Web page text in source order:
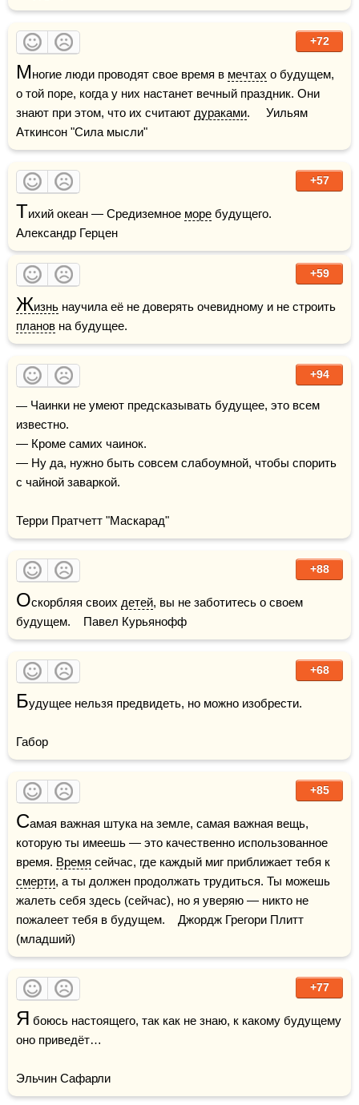
+72
Многие люди проводят свое время в мечтах о будущем,
о той поре, когда у них настанет вечный праздник. Они
знают при этом, что их считают дураками.     Уильям
Аткинсон "Сила мысли"
+57
Тихий океан — Средиземное море будущего.
Александр Герцен
+59
Жизнь
планов на будущее.
+94
— Чаинки не умеют предсказывать будущее, это всем
известно.
— Кроме самих чаинок.
— Ну да, нужно быть совсем слабоумной, чтобы спорить
с чайной заваркой.
Терри Пратчетт "Маскарад"
+88
Оскорбляя своих детей, вы не заботитесь о своем
будущем.    Павел Курьянофф
+68
Будущее нельзя предвидеть, но можно изобрести.
Габор
+85
Самая важная штука на земле, самая важная вещь,
которую ты имеешь — это качественно использованное
время. Время
смерти, а ты должен продолжать трудиться. Ты можешь
жалеть себя здесь (сейчас), но я уверяю — никто не
пожалеет тебя в будущем.    Джордж Грегори Плитт
(младший)
+77
Я боюсь настоящего, так как не знаю, к какому будущему
оно приведёт…
Эльчин Сафарли